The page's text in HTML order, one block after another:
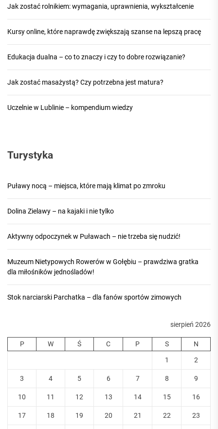
Jak zostać rolnikiem: wymagania, uprawnienia, wykształcenie
Kursy online, które naprawdę zwiększają szanse na lepszą pracę
Edukacja dualna – co to znaczy i czy to dobre rozwiązanie?
Jak zostać masażystą? Czy potrzebna jest matura?
Uczelnie w Lublinie – kompendium wiedzy
Turystyka
Puławy nocą – miejsca, które mają klimat po zmroku
Dolina Zielawy – na kajaki i nie tylko
Aktywny odpoczynek w Puławach – nie trzeba się nudzić!
Muzeum Nietypowych Rowerów w Gołębiu – prawdziwa gratka
dla miłośników jednośladów!
Stok narciarski Parchatka – dla fanów sportów zimowych
sierpień 2026
P W Ś C P S N
1 2
3 4 5 6 7 8 9
10 11 12 13 14 15 16
17 18 19 20 21 22 23